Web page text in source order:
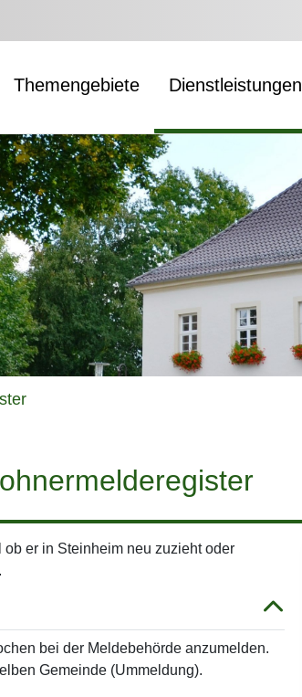
Themengebiete Dienstleistungen
er in Steinheim neu zuzieht oder
bei der Meldebehörde anzumelden.
Gemeinde (Ummeldung).